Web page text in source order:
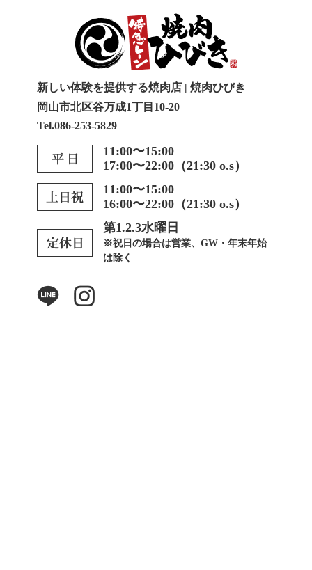
新しい体験を提供する焼肉店 | 焼肉ひびき
岡山市北区谷万成1丁目10-20
Tel.086-253-5829
11:00〜15:00
17:00〜22:00（21:30 o.s）
11:00〜15:00
16:00〜22:00（21:30 o.s）
第1.2.3水曜日
※祝日の場合は営業、GW・年末年始
は除く